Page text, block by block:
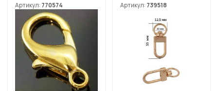
Артикул: 770574 Артикул: 739518